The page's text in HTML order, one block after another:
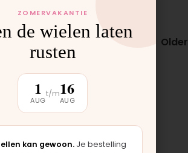
Older
ZOMERVAKANTIE
de wielen laten
rusten
1
AUG
t/m16
AUG
kan gewoon. Je bestelling